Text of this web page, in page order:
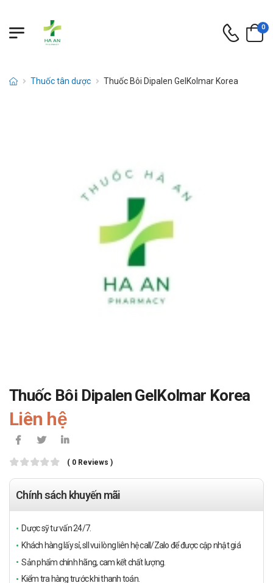
0
Thuốc tân dược Thuốc Bôi Dipalen GelKolmar Korea
Thuốc Bôi Dipalen GelKolmar Korea
Liên hệ
( 0 Reviews )
Chính sách khuyến mãi
Dược sỹ tư vấn 24/7.
Khách hàng lấy sỉ, sll vui lòng liên hệ call/Zalo để được cập nhật giá
Sản phẩm chính hãng, cam kết chất lượng.
Kiểm tra hàng trước khi thanh toán.